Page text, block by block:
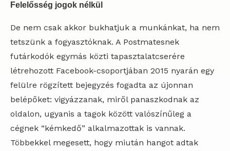
Felelősség jogok nélkül
De nem csak akkor bukhatjuk a munkánkat, ha nem
tetszünk a fogyasztóknak. A Postmatesnek
futárkodók egymás közti tapasztalatcserére
létrehozott Facebook-csoportjában 2015 nyarán egy
felülre rögzített bejegyzés fogadta az újonnan
belépőket: vigyázzanak, miről panaszkodnak az
oldalon, ugyanis a tagok között valószínűleg a
cégnek “kémkedő” alkalmazottak is vannak.
Többekkel megesett, hogy miután hangot adtak